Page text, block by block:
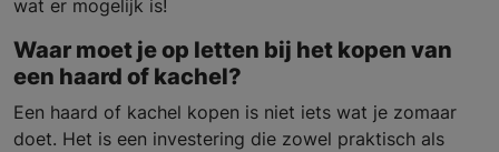
wat er mogelijk is!
Waar moet je op letten bij het kopen van
een haard of kachel?
Een haard of kachel kopen is niet iets wat je zomaar
doet. Het is een investering die zowel praktisch als